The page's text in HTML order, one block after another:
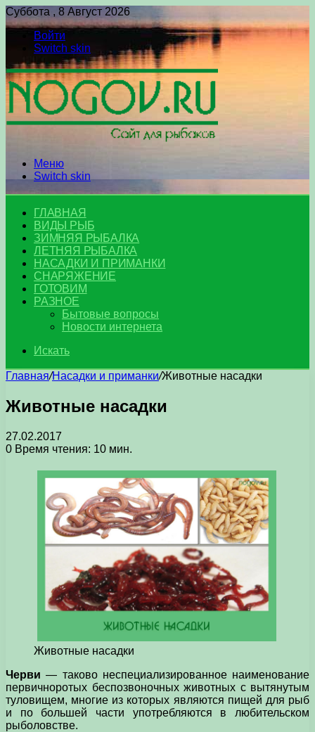
Суббота , 8 Август 2026
Войти
Switch skin
Меню
Switch skin
ГЛАВНАЯ
ВИДЫ РЫБ
ЗИМНЯЯ РЫБАЛКА
ЛЕТНЯЯ РЫБАЛКА
НАСАДКИ И ПРИМАНКИ
СНАРЯЖЕНИЕ
ГОТОВИМ
РАЗНОЕ
Бытовые вопросы
Новости интернета
Искать
Главная/Насадки и приманки/Животные насадки
Животные насадки
27.02.2017
0 Время чтения: 10 мин.
Животные насадки
Черви — таково неспециализированное наименование
первичноротых беспозвоночных животных с вытянутым
туловищем, многие из которых являются пищей для рыб
и по большей части употребляются в любительском
рыболовстве.